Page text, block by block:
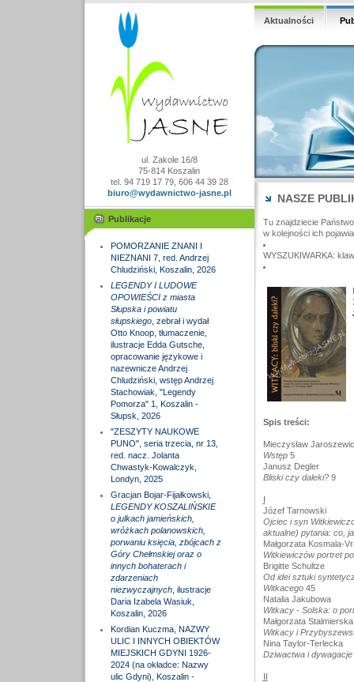
ul. Zakole 16/8
75-814 Koszalin
tel. 94 719 17 79, 606 44 39 28
biuro@wydawnictwo-jasne.pl
Publikacje
POMORZANIE ZNANI I
NIEZNANI 7, red. Andrzej
Chludziński, Koszalin, 2026
LEGENDY I LUDOWE
OPOWIEŚCI z miasta
Słupska i powiatu
słupskiego, zebrał i wydał
Otto Knoop, tłumaczenie,
ilustracje Edda Gutsche,
opracowanie językowe i
nazewnicze Andrzej
Chludziński, wstęp Andrzej
Stachowiak, "Legendy
Pomorza" 1, Koszalin -
Słupsk, 2026
"ZESZYTY NAUKOWE
PUNO", seria trzecia, nr 13,
red. nacz. Jolanta
Chwastyk-Kowalczyk,
Londyn, 2025
Gracjan Bojar-Fijałkowski,
LEGENDY KOSZALIŃSKIE
o julkach jamieńskich,
wróżkach polanowskich,
porwaniu księcia, zbójcach z
Góry Chełmskiej oraz o
innych bohaterach i
zdarzeniach
niezwyczajnych, ilustracje
Daria Izabela Wasiuk,
Koszalin, 2026
Kordian Kuczma, NAZWY
ULIC I INNYCH OBIEKTÓW
MIEJSKICH GDYNI 1926-
2024 (na okładce: Nazwy
ulic Gdyni), Koszalin -
Aktualności
NASZE
Tu znajdziecie
w kolejności ich
WYSZUKIWARKA:
Spis treści:
Mieczysław
Wstęp5
Janusz Degler
Bliski czy daleki? 9
I
Józef Tarnowski
Ojciec i syn
aktualne) pytania: co,
Małgorzata Kosmala-
Witkiewiczów portret
Brigitte Schultze
Od idei sztuki
Witkacego45
Natalia Jakubowa
Witkacy - Solska: o
Małgorzata Stalmierska
Witkacy i
Nina Taylor-Terlecka
Dziwactwa i
II